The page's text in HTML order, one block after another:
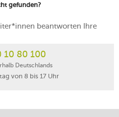
gefunden?
beantworten Ihre
10 80 100
Deutschlands
von 8 bis 17 Uhr